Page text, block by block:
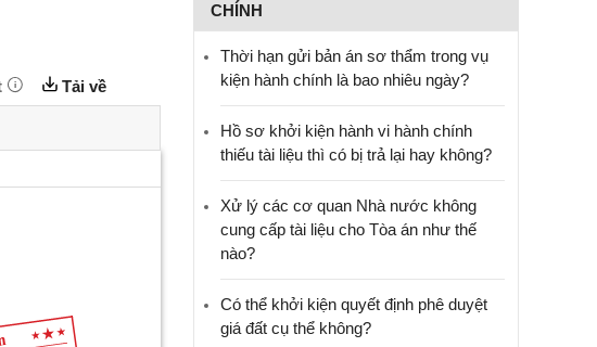
Tải về
CHÍNH
Thời hạn gửi bản án sơ thẩm trong vụ
kiện hành chính là bao nhiêu ngày?
Hồ sơ khởi kiện hành vi hành chính
thiếu tài liệu thì có bị trả lại hay không?
Xử lý các cơ quan Nhà nước không
cung cấp tài liệu cho Tòa án như thế
nào?
Có thể khởi kiện quyết định phê duyệt
giá đất cụ thể không?